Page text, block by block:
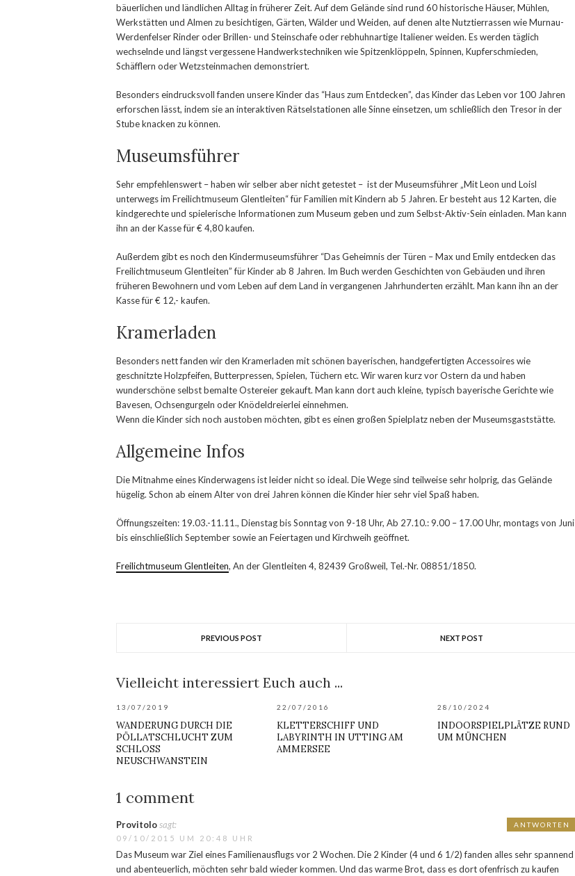
bäuerlichen und ländlichen Alltag in früherer Zeit. Auf dem Gelände sind rund 60 historische Häuser, Mühlen,
Werkstätten und Almen zu besichtigen, Gärten, Wälder und Weiden, auf denen alte Nutztierrassen wie Murnau-
Werdenfelser Rinder oder Brillen- und Steinschafe oder rebhuhnartige Italiener weiden. Es werden täglich
wechselnde und längst vergessene Handwerkstechniken wie Spitzenklöppeln, Spinnen, Kupferschmieden,
Schäfflern oder Wetzsteinmachen demonstriert.
Besonders eindrucksvoll fanden unsere Kinder das “Haus zum Entdecken”, das Kinder das Leben vor 100 Jahren
erforschen lässt, indem sie an interaktiven Rätselstationen alle Sinne einsetzen, um schließlich den Tresor in der
Stube knacken zu können.
Museumsführer
Sehr empfehlenswert – haben wir selber aber nicht getestet – ist der Museumsführer „Mit Leon und Loisl
unterwegs im Freilichtmuseum Glentleiten“ für Familien mit Kindern ab 5 Jahren. Er besteht aus 12 Karten, die
kindgerechte und spielerische Informationen zum Museum geben und zum Selbst-Aktiv-Sein einladen. Man kann
ihn an der Kasse für € 4,80 kaufen.
Außerdem gibt es noch den Kindermuseumsführer “Das Geheimnis der Türen – Max und Emily entdecken das
Freilichtmuseum Glentleiten” für Kinder ab 8 Jahren. Im Buch werden Geschichten von Gebäuden und ihren
früheren Bewohnern und vom Leben auf dem Land in vergangenen Jahrhunderten erzählt. Man kann ihn an der
Kasse für € 12,- kaufen.
Kramerladen
Besonders nett fanden wir den Kramerladen mit schönen bayerischen, handgefertigten Accessoires wie
geschnitzte Holzpfeifen, Butterpressen, Spielen, Tüchern etc. Wir waren kurz vor Ostern da und haben
wunderschöne selbst bemalte Ostereier gekauft. Man kann dort auch kleine, typisch bayerische Gerichte wie
Bavesen, Ochsengurgeln oder Knödeldreierlei einnehmen.
Wenn die Kinder sich noch austoben möchten, gibt es einen großen Spielplatz neben der Museumsgaststätte.
Allgemeine Infos
Die Mitnahme eines Kinderwagens ist leider nicht so ideal. Die Wege sind teilweise sehr holprig, das Gelände
hügelig. Schon ab einem Alter von drei Jahren können die Kinder hier sehr viel Spaß haben.
Öffnungszeiten: 19.03.-11.11., Dienstag bis Sonntag von 9-18 Uhr, Ab 27.10.: 9.00 – 17.00 Uhr, montags von Juni
bis einschließlich September sowie an Feiertagen und Kirchweih geöffnet.
Freilichtmuseum Glentleiten, An der Glentleiten 4, 82439 Großweil, Tel.-Nr. 08851/1850.
PREVIOUS POST NEXT POST
Vielleicht interessiert Euch auch ...
13/07/2019
WANDERUNG DURCH DIE
PÖLLATSCHLUCHT ZUM
SCHLOSS
NEUSCHWANSTEIN
22/07/2016
KLETTERSCHIFF UND
LABYRINTH IN UTTING AM
AMMERSEE
28/10/2024
INDOORSPIELPLÄTZE RUND
UM MÜNCHEN
1 comment
Provitolosagt:
09/10/2015 UM 20:48 UHR
Das Museum war Ziel eines Familienausflugs vor 2 Wochen. Die 2 Kinder (4 und 6 1/2) fanden alles sehr spannend
und abenteuerlich, möchten sehr bald wieder kommen. Und das warme Brot, dass es dort ofenfrisch zu kaufen
ANTWORTEN